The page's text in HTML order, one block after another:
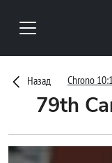
Назад Chrono
79th